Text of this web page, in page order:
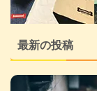
最新の投稿